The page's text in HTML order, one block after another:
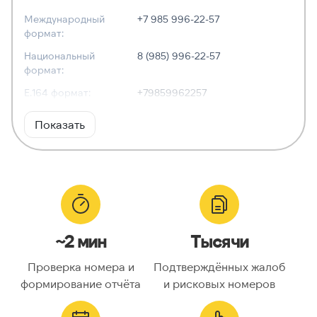
Международный
формат:
+7 985 996-22-57
Национальный
формат:
8 (985) 996-22-57
E.164 формат:
+79859962257
RFC3966
формат:
Тип номера:
Оператор связи:
Национальный
9859962257
Код страны:
Показать
~2 мин
Проверка номера и
формирование отчёта
Тысячи
Подтверждённых жалоб
и рисковых номеров